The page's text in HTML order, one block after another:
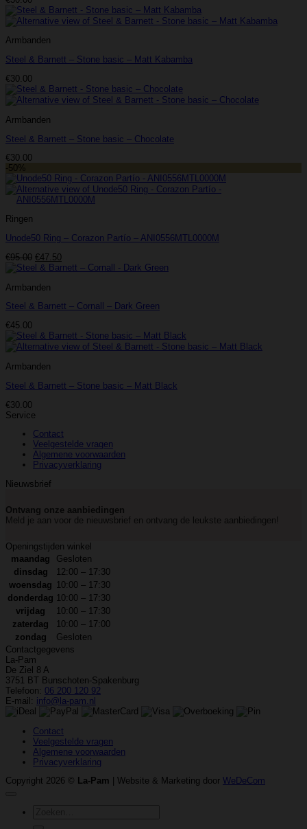
Armbanden
Steel & Barnett – Stone basic – Matt Kabamba
€30.00
Armbanden
Steel & Barnett – Stone basic – Chocolate
€30.00
-50%
Ringen
Unode50 Ring – Corazon Partío – ANI0556MTL0000M
€95.00 Oorspronkelijke
prijs
€95.00.
€47.50Huidige
prijs
Armbanden
Steel & Barnett – Cornall – Dark Green
€45.00
Armbanden
Steel & Barnett – Stone basic – Matt Black
€30.00
Service
Contact
Veelgestelde vragen
Algemene voorwaarden
Privacyverklaring
Nieuwsbrief
Ontvang onze aanbiedingen
Meld je aan voor de nieuwsbrief en ontvang de leukste aanbiedingen!
Openingstijden winkel
maandag
Gesloten
dinsdag
12:00 – 17:30
woensdag 10:00 – 17:30
donderdag 10:00 – 17:30
vrijdag
10:00 – 17:30
zaterdag
10:00 – 17:00
zondag
Gesloten
Contactgegevens
La-Pam
De Ziel 8 A
3751 BT Bunschoten-Spakenburg
Telefoon: 06 200 120 92
E-mail: info@la-pam.nl
Contact
Veelgestelde vragen
Algemene voorwaarden
Privacyverklaring
Copyright 2026 © La-Pam | Website & Marketing door WeDeCom